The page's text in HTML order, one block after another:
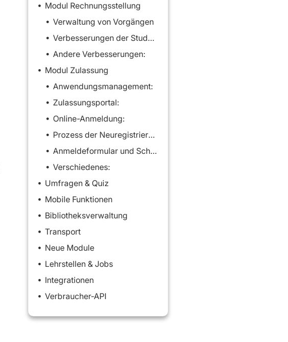
Modul Rechnungsstellung
Verwaltung von Vorgängen
Verbesserungen der Studenten-Finanzkarte:
Andere Verbesserungen:
Modul Zulassung
Anwendungsmanagement:
Zulassungsportal:
Online-Anmeldung:
Prozess der Neuregistrierung:
Anmeldeformular und Schnellaufnahmeformular:
Verschiedenes:
Umfragen & Quiz
Mobile Funktionen
Bibliotheksverwaltung
Transport
Neue Module
Lehrstellen & Jobs
Integrationen
Verbraucher-API